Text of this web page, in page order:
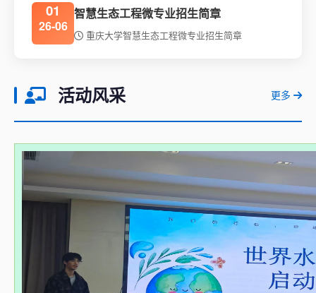
01
26-06
智慧生态工程微专业招生简章
重庆大学智慧生态工程微专业招生简章
活动风采 更多